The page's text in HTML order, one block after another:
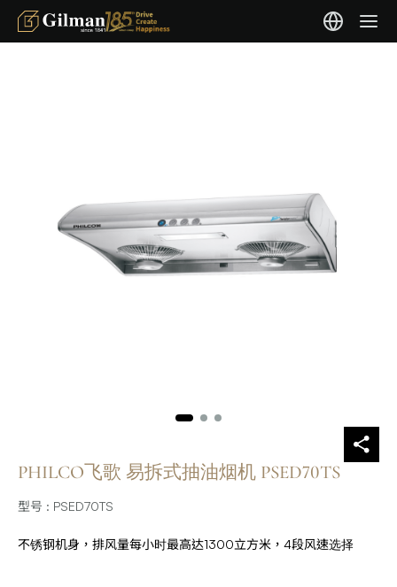
PHILCO飞歌 易拆式抽油烟机 PSED70TS
型号 : PSED70TS
不锈钢机身，排风量每小时最高达1300立方米，4段风速选择